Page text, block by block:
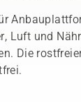
Luft und
Die